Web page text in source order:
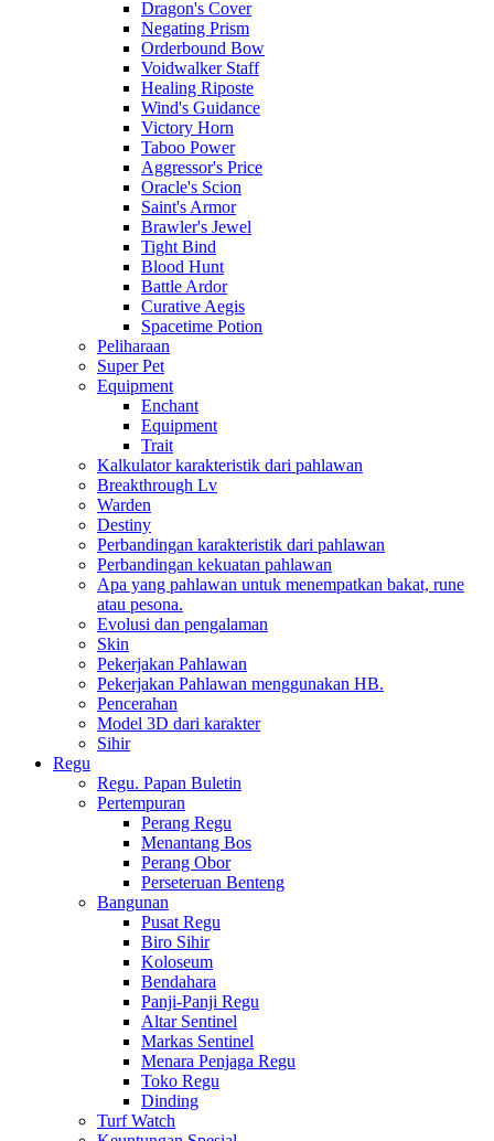
Dragon's Cover
Negating Prism
Orderbound Bow
Voidwalker Staff
Healing Riposte
Wind's Guidance
Victory Horn
Taboo Power
Aggressor's Price
Oracle's Scion
Saint's Armor
Brawler's Jewel
Tight Bind
Blood Hunt
Battle Ardor
Curative Aegis
Spacetime Potion
Peliharaan
Super Pet
Equipment
Enchant
Equipment
Trait
Kalkulator karakteristik dari pahlawan
Breakthrough Lv
Warden
Destiny
Perbandingan karakteristik dari pahlawan
Perbandingan kekuatan pahlawan
Apa yang pahlawan untuk menempatkan bakat, rune
atau pesona.
Evolusi dan pengalaman
Skin
Pekerjakan Pahlawan
Pekerjakan Pahlawan menggunakan HB.
Pencerahan
Model 3D dari karakter
Sihir
Regu
Regu. Papan Buletin
Pertempuran
Perang Regu
Menantang Bos
Perang Obor
Perseteruan Benteng
Bangunan
Pusat Regu
Biro Sihir
Koloseum
Bendahara
Panji-Panji Regu
Altar Sentinel
Markas Sentinel
Menara Penjaga Regu
Toko Regu
Dinding
Turf Watch